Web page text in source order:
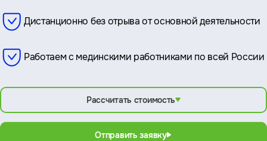
Дистанционно без отрыва от основной деятельности
Работаем с мединскими работниками по всей России
Рассчитать стоимость
Отправить заявку